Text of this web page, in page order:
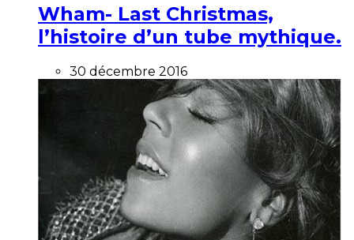
Wham- Last Christmas,
l’histoire d’un tube mythique.
30 décembre 2016